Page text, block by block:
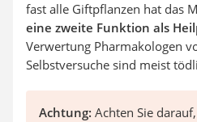
fast alle Giftpflanzen hat das
eine zweite Funktion als
Verwertung Pharmakologen
Selbstversuche sind meist
Achtung: Achten Sie